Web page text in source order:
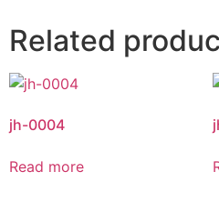
Related
jh-0004
Read more